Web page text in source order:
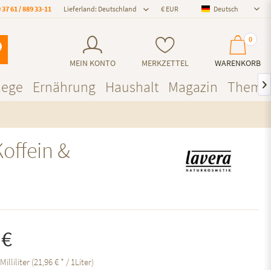
Deutsch
Deutsch
Lieferland: Deutschland
37 61 / 889 33-11
MEIN KONTO MERKZETTEL
0
WARENKORB
Ernährung Haushalt Magazin 
&
(21,96 € * / 1Liter)